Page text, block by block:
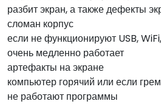
разбит экран, а также дефекты
сломан корпус
если не функционируют USB,
очень медленно работает
артефакты на экране
компьютер горячий или если
не работают программы